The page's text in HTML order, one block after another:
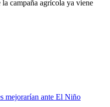
la campaña agrícola ya viene